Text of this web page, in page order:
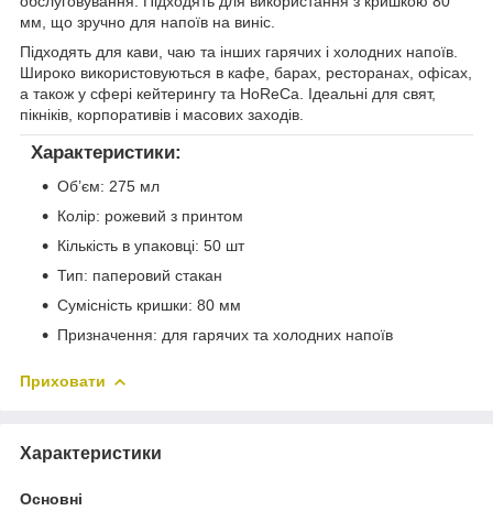
мм, що зручно для напоїв на виніс.
Підходять для кави, чаю та інших гарячих і холодних напоїв.
Широко використовуються в кафе, барах, ресторанах, офісах,
а також у сфері кейтерингу та HoReCa. Ідеальні для свят,
пікніків, корпоративів і масових заходів.
Характеристики:
Об’єм: 275 мл
Колір: рожевий з принтом
Кількість в упаковці: 50 шт
Тип: паперовий стакан
Сумісність кришки: 80 мм
Призначення: для гарячих та холодних напоїв
Приховати
Характеристики
Основні